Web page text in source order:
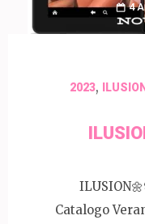
4
2023, ILUSION
Catalogo